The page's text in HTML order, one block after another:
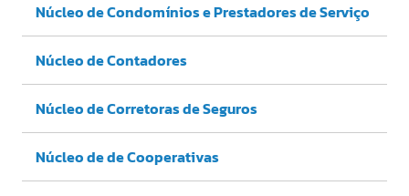
Núcleo de Condomínios e Prestadores de Serviço
Núcleo de Contadores
Núcleo de Corretoras de Seguros
Núcleo de de Cooperativas